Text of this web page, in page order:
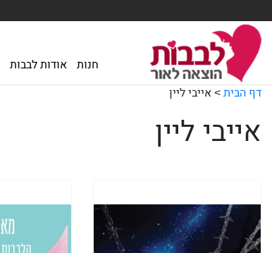
חנות אודות לבבות
דף הבית>אייבי ליין
אייבי ליין